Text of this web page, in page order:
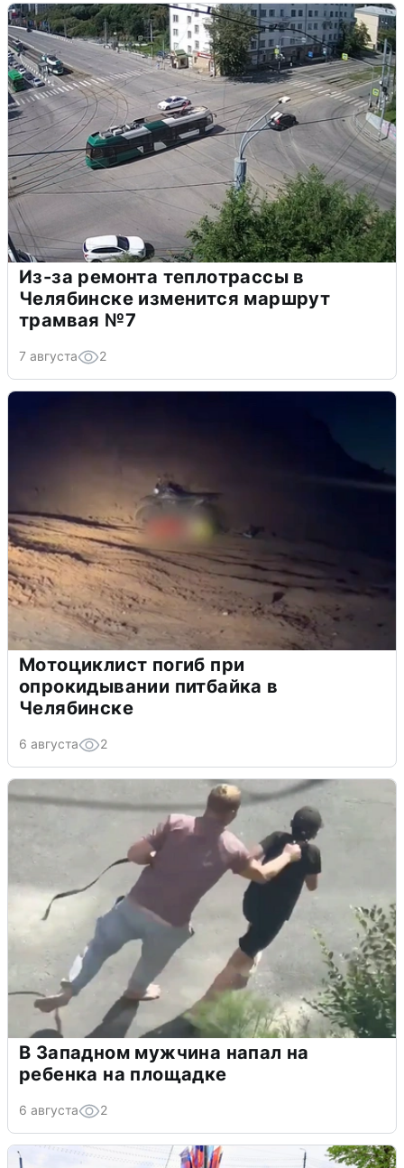
Из-за ремонта теплотрассы в
Челябинске изменится маршрут
трамвая №7
7 августа 2
Мотоциклист погиб при
опрокидывании питбайка в
Челябинске
6 августа 2
В Западном мужчина напал на
ребенка на площадке
6 августа 2